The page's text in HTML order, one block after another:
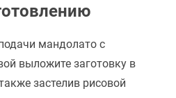
мандолато с
выложите заготовку в
застелив рисовой